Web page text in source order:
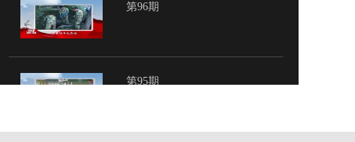
第96期
第95期